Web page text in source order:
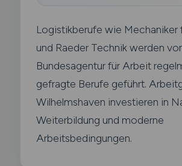
Logistikberufe wie Mechaniker
und Raeder Technik werden
Bundesagentur für Arbeit
gefragte Berufe geführt.
Wilhelmshaven investieren in
Weiterbildung und moderne
Arbeitsbedingungen.